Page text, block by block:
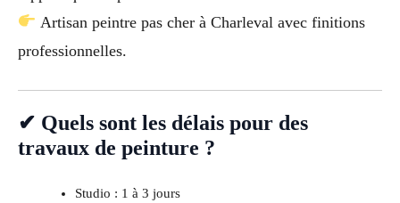
Artisan peintre pas cher à Charleval avec finitions
professionnelles.
✔ Quels sont les délais pour des
travaux de peinture ?
Studio : 1 à 3 jours